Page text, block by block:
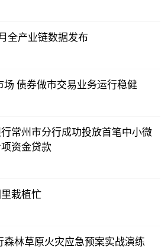
全产业链数据发布
债券做市交易业务运行稳健
常州市分行成功投放首笔中小微
资金贷款
栽植忙
森林草原火灾应急预案实战演练